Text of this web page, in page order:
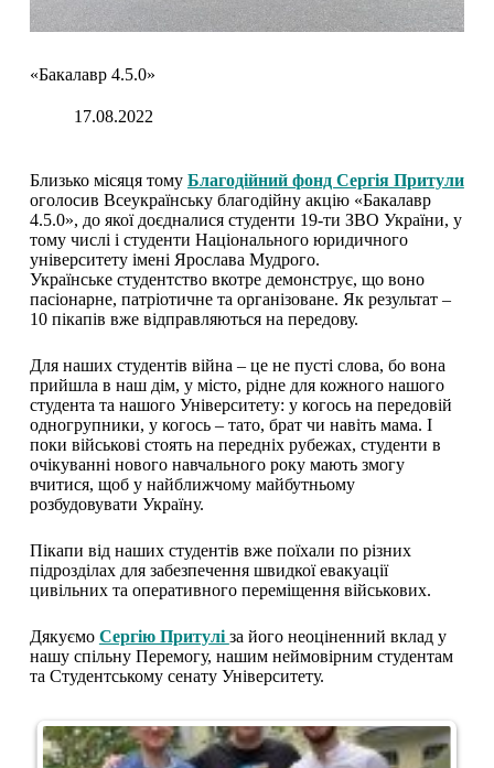
«Бакалавр 4.5.0»
17.08.2022
Близько місяця тому Благодійний фонд Сергія Притули
оголосив Всеукраїнську благодійну акцію «Бакалавр
4.5.0», до якої доєдналися студенти 19-ти ЗВО України, у
тому числі і студенти Національного юридичного
університету імені Ярослава Мудрого.
Українське студентство вкотре демонструє, що воно
пасіонарне, патріотичне та організоване. Як результат –
10 пікапів вже відправляються на передову.
Для наших студентів війна – це не пусті слова, бо вона
прийшла в наш дім, у місто, рідне для кожного нашого
студента та нашого Університету: у когось на передовій
одногрупники, у когось – тато, брат чи навіть мама. І
поки військові стоять на передніх рубежах, студенти в
очікуванні нового навчального року мають змогу
вчитися, щоб у найближчому майбутньому
розбудовувати Україну.
Пікапи від наших студентів вже поїхали по різних
підрозділах для забезпечення швидкої евакуації
цивільних та оперативного переміщення військових.
Дякуємо Сергію Притулі за його неоціненний вклад у
нашу спільну Перемогу, нашим неймовірним студентам
та Студентському сенату Університету.